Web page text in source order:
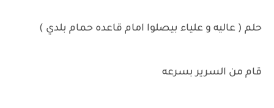
حلم ( عاليه و علياء بيصلوا امام قاعده حمام بلدي )
قام من السرير بسرعه